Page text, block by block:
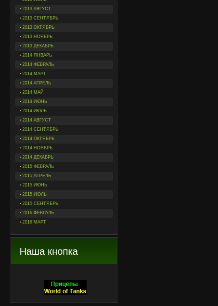
2013 АВГУСТ
2013 СЕНТЯБРЬ
2013 ОКТЯБРЬ
2013 НОЯБРЬ
2013 ДЕКАБРЬ
2014 ЯНВАРЬ
2014 ФЕВРАЛЬ
2014 МАРТ
2014 АПРЕЛЬ
2014 МАЙ
2014 ИЮНЬ
2014 ИЮЛЬ
2014 АВГУСТ
2014 СЕНТЯБРЬ
2014 ОКТЯБРЬ
2014 НОЯБРЬ
2014 ДЕКАБРЬ
2015 ФЕВРАЛЬ
2015 АПРЕЛЬ
2015 ИЮНЬ
2015 ИЮЛЬ
2015 СЕНТЯБРЬ
2016 ФЕВРАЛЬ
2016 МАРТ
Наша кнопка